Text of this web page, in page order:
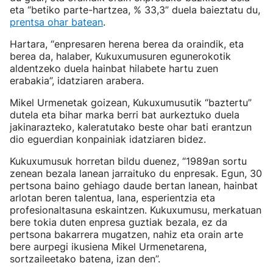
eta “betiko parte-hartzea, % 33,3” duela baieztatu du,
prentsa ohar batean.
Hartara, “enpresaren herena berea da oraindik, eta
berea da, halaber, Kukuxumusuren egunerokotik
aldentzeko duela hainbat hilabete hartu zuen
erabakia”, idatziaren arabera.
Mikel Urmenetak goizean, Kukuxumusutik “baztertu”
dutela eta bihar marka berri bat aurkeztuko duela
jakinarazteko, kaleratutako beste ohar bati erantzun
dio eguerdian konpainiak idatziaren bidez.
Kukuxumusuk horretan bildu duenez, “1989an sortu
zenean bezala lanean jarraituko du enpresak. Egun, 30
pertsona baino gehiago daude bertan lanean, hainbat
arlotan beren talentua, lana, esperientzia eta
profesionaltasuna eskaintzen. Kukuxumusu, merkatuan
bere tokia duten enpresa guztiak bezala, ez da
pertsona bakarrera mugatzen, nahiz eta orain arte
bere aurpegi ikusiena Mikel Urmenetarena,
sortzaileetako batena, izan den”.